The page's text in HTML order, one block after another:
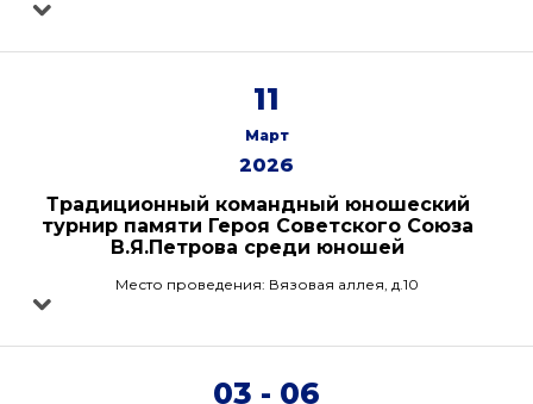
11
Март
2026
Традиционный командный юношеский
турнир памяти Героя Советского Союза
В.Я.Петрова среди юношей
Место проведения: Вязовая аллея, д.10
03 - 06